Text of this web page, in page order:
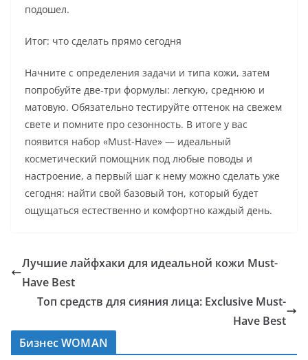
подошел.
Итог: что сделать прямо сегодня
Начните с определения задачи и типа кожи, затем
попробуйте две-три формулы: легкую, среднюю и
матовую. Обязательно тестируйте оттенок на свежем
свете и помните про сезонность. В итоге у вас
появится набор «Must-Have» — идеальный
косметический помощник под любые поводы и
настроение, а первый шаг к нему можно сделать уже
сегодня: найти свой базовый тон, который будет
ощущаться естественно и комфортно каждый день.
Лучшие лайфхаки для идеальной кожи Must-
Have Best
Топ средств для сияния лица: Exclusive Must-
Have Best
Бизнес WOMAN